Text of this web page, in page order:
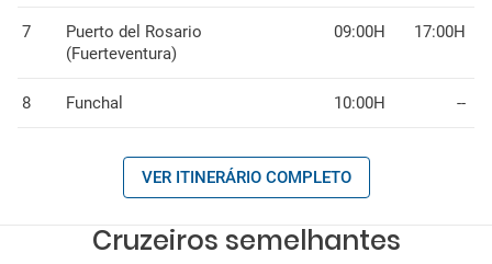
7
Puerto del Rosario
(Fuerteventura)
09:00H 17:00H
8 Funchal 10:00H --
VER ITINERÁRIO COMPLETO
Cruzeiros semelhantes